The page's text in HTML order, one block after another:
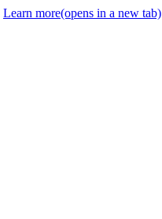
Learn more(opens in a new tab)